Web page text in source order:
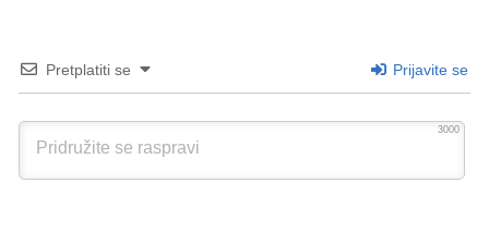
Pretplatiti se Prijavite se
3000